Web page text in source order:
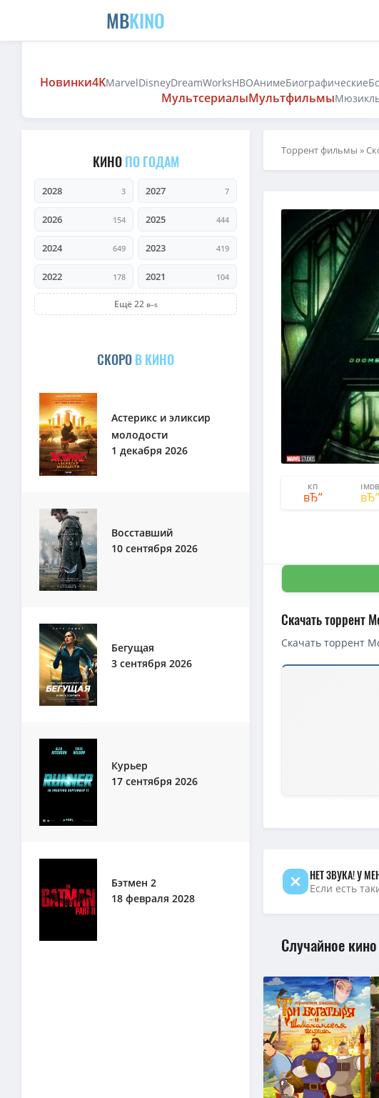
MBKINO
Новинки4KMarvelDisneyDreamWorksHBOАнимеБиографические
МультсериалыМультфильмы
КИНОПО ГОДАМ
2028 3 2027 7
2026 154 2025 444
2024 649 2023 419
2022 178 2021 104
Ещё 22
СКОРОВ КИНО
Астерикс и эликсир
молодости
1 декабря 2026
Восставший
10 сентября 2026
Бегущая
3 сентября 2026
Курьер
17 сентября 2026
Бэтмен 2
18 февраля 2028
Торрент фильмы »
КП IMDB
Скачать торрент
Скачать торрент
НЕТ ЗВУКА! У
Если есть
Случайное кино